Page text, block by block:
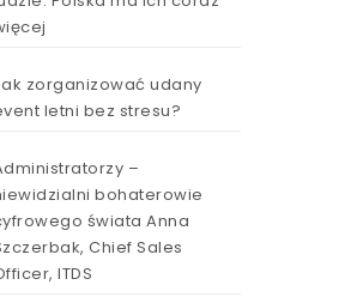
zorganizować udany
letni bez stresu?
–
bohaterowie
świata Anna
Chief Sales
ITDS